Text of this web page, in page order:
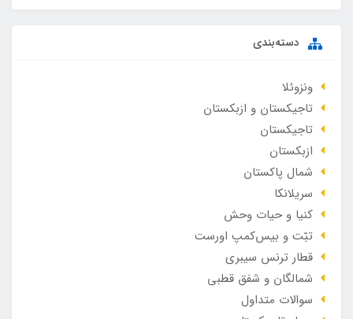
دسته‌بندی
ونزوئلا
تاجیکستان و ازبکستان
تاجیکستان
ازبکستان
شمال پاکستان
سریلانکا
کنیا و حیات وحش
تبّت و بیس‌کمپ اورست
قطار ترنس سیبری
شمالگان و شفق قطبی
سوالات متداول